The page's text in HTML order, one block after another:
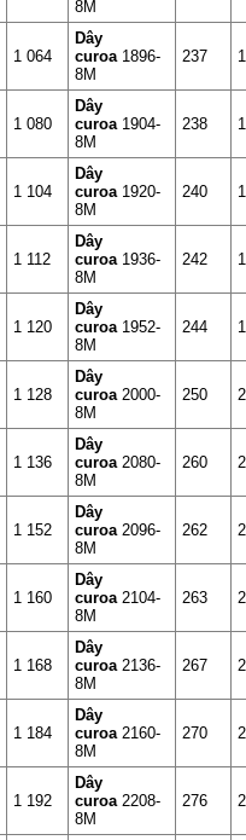
8M
1 064
Dây
curoa 1896-
8M
237
1 080
Dây
curoa 1904-
8M
238
1 104
Dây
curoa 1920-
8M
240
1 112
Dây
curoa 1936-
8M
242
1 120
Dây
curoa 1952-
8M
244
1 128
Dây
curoa 2000-
8M
250
1 136
Dây
curoa 2080-
8M
260
1 152
Dây
curoa 2096-
8M
262
1 160
Dây
curoa 2104-
8M
263
1 168
Dây
curoa 2136-
8M
267
1 184
Dây
curoa 2160-
8M
270
1 192
Dây
curoa 2208-
8M
276